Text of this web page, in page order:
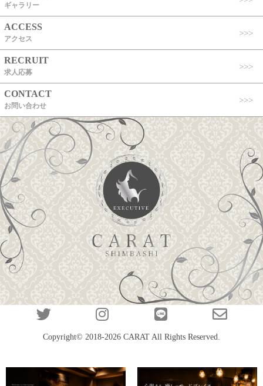
ギャラリー
ACCESS
アクセス
RECRUIT
求人応募
CONTACT
お問い合わせ
Copyright© 2018-2026 CARAT All Rights Reserved.